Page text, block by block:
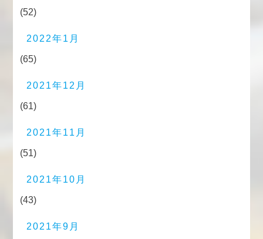
(52)
2022年1月
(65)
2021年12月
(61)
2021年11月
(51)
2021年10月
(43)
2021年9月